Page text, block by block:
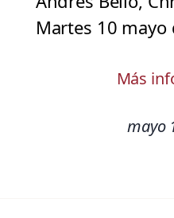
Martes 10 mayo
Más
mayo